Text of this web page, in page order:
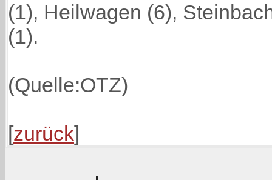
(1), Heilwagen (6),
(1).
(Quelle:OTZ)
[zurück]